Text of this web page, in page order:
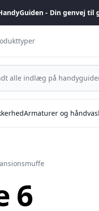
- Din genvej
Armaturer og
6